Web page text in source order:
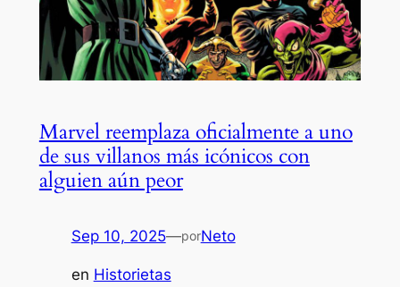
Marvel reemplaza oficialmente a uno
de sus villanos más icónicos con
alguien aún peor
Sep 10, 2025—porNeto
en Historietas